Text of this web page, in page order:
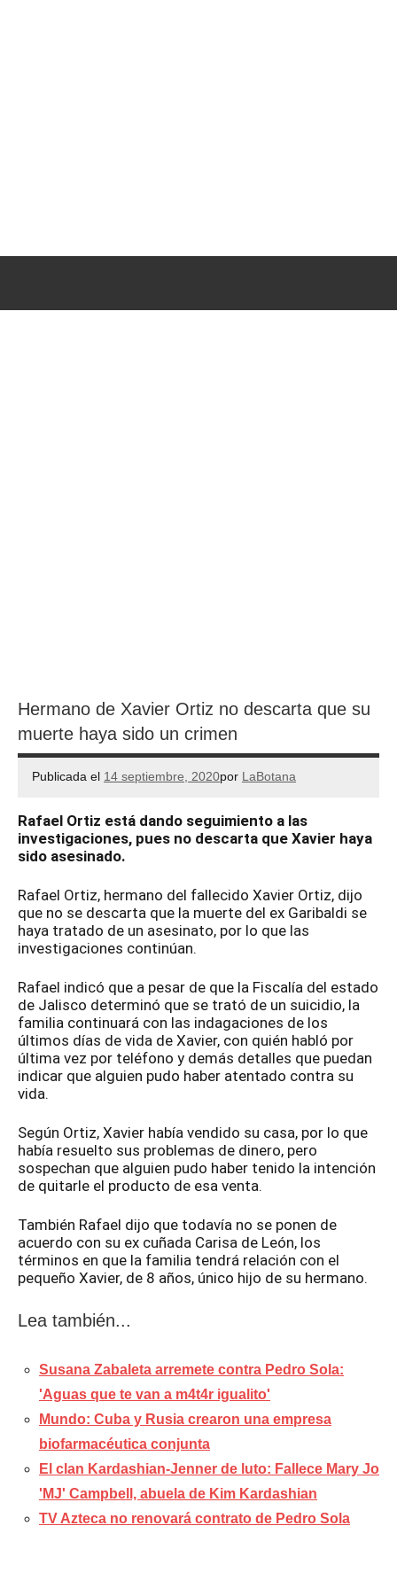
Hermano de Xavier Ortiz no descarta que su
muerte haya sido un crimen
Publicada el 14 septiembre, 2020por LaBotana
Rafael Ortiz está dando seguimiento a las
investigaciones, pues no descarta que Xavier haya
sido asesinado.
Rafael Ortiz, hermano del fallecido Xavier Ortiz, dijo
que no se descarta que la muerte del ex Garibaldi se
haya tratado de un asesinato, por lo que las
investigaciones continúan.
Rafael indicó que a pesar de que la Fiscalía del estado
de Jalisco determinó que se trató de un suicidio, la
familia continuará con las indagaciones de los
últimos días de vida de Xavier, con quién habló por
última vez por teléfono y demás detalles que puedan
indicar que alguien pudo haber atentado contra su
vida.
Según Ortiz, Xavier había vendido su casa, por lo que
había resuelto sus problemas de dinero, pero
sospechan que alguien pudo haber tenido la intención
de quitarle el producto de esa venta.
También Rafael dijo que todavía no se ponen de
acuerdo con su ex cuñada Carisa de León, los
términos en que la familia tendrá relación con el
pequeño Xavier, de 8 años, único hijo de su hermano.
Lea también...
Susana Zabaleta arremete contra Pedro Sola:
'Aguas que te van a m4t4r igualito'
Mundo: Cuba y Rusia crearon una empresa
biofarmacéutica conjunta
El clan Kardashian-Jenner de luto: Fallece Mary Jo
'MJ' Campbell, abuela de Kim Kardashian
TV Azteca no renovará contrato de Pedro Sola